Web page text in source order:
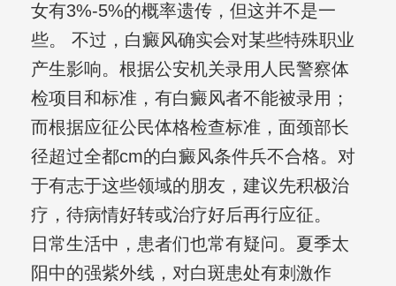
女有3%-5%的概率遗传，但这并不是一
些。 不过，白癜风确实会对某些特殊职业
产生影响。根据公安机关录用人民警察体
检项目和标准，有白癜风者不能被录用；
而根据应征公民体格检查标准，面颈部长
径超过全都cm的白癜风条件兵不合格。对
于有志于这些领域的朋友，建议先积极治
疗，待病情好转或治疗好后再行应征。
日常生活中，患者们也常有疑问。夏季太
阳中的强紫外线，对白斑患处有刺激作